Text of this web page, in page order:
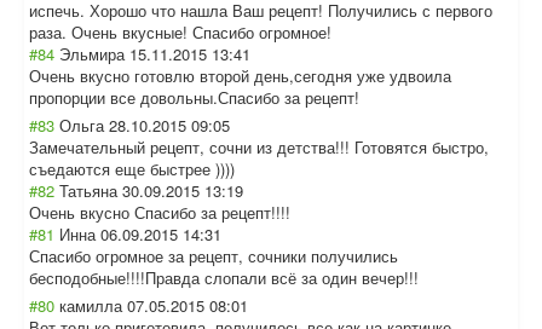
испечь. Хорошо что нашла Ваш рецепт! Получились с первого
раза. Очень вкусные! Спасибо огромное!
#84 Эльмира 15.11.2015 13:41
Очень вкусно готовлю второй день,сегодня уже удвоила
пропорции все довольны.Спасибо за рецепт!
#83 Ольга 28.10.2015 09:05
Замечательный рецепт, сочни из детства!!! Готовятся быстро,
съедаются еще быстрее ))))
#82 Татьяна 30.09.2015 13:19
Очень вкусно Спасибо за рецепт!!!!
#81 Инна 06.09.2015 14:31
Спасибо огромное за рецепт, сочники получились
бесподобные!!!!Правда слопали всё за один вечер!!!
#80 камилла 07.05.2015 08:01